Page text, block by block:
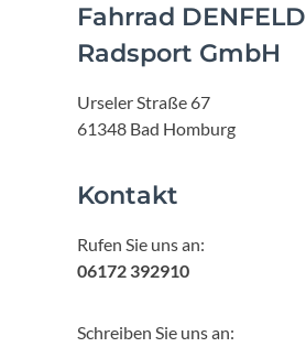
Fahrrad DENFELD
Radsport GmbH
Urseler Straße 67
61348 Bad Homburg
Kontakt
Rufen Sie uns an:
06172 392910
Schreiben Sie uns an: